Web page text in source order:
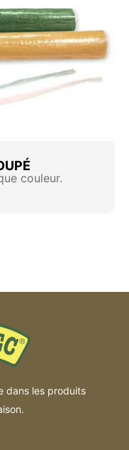
couleur.
dans les produits